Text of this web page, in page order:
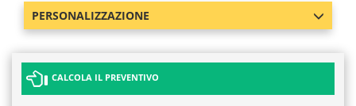
PERSONALIZZAZIONE
CALCOLA IL PREVENTIVO